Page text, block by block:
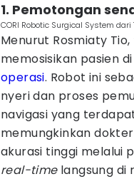
1. Pemotongan
CORI Robotic Surgical System
Menurut Rosmiaty
memosisikan pasien
operasi. Robot ini
nyeri dan proses
navigasi yang
memungkinkan
akurasi tinggi melalui
real-timelangsung di